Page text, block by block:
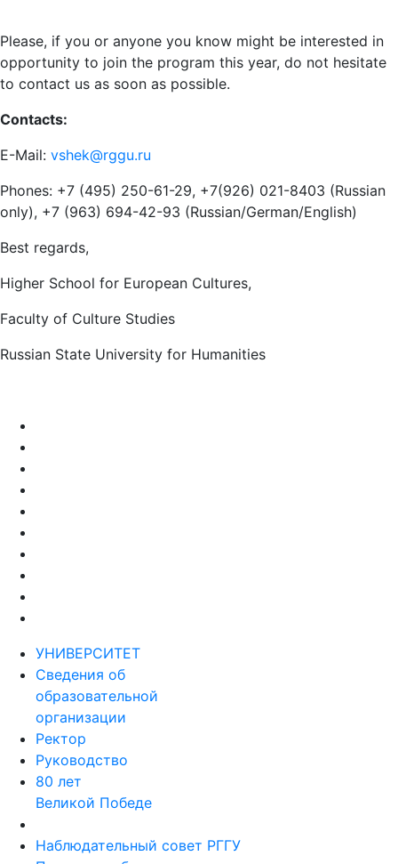
Please, if you or anyone you know might be interested in
opportunity to join the program this year, do not hesitate
to contact us as soon as possible.
Contacts:
E-Mail: vshek@rggu.ru
Phones: +7 (495) 250-61-29, +7(926) 021-8403 (Russian
only), +7 (963) 694-42-93 (Russian/German/English)
Best regards,
Higher School for European Cultures,
Faculty of Culture Studies
Russian State University for Humanities
УНИВЕРСИТЕТ
Сведения об
образовательной
организации
Ректор
Руководство
80 лет
Великой Победе
Наблюдательный совет РГГУ